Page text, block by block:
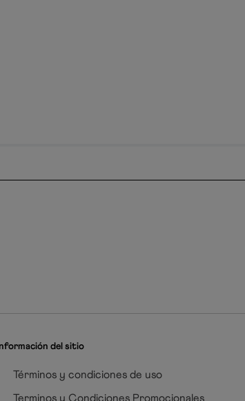
del sitio
Términos y condiciones de uso
Terminos y Condiciones Promocionales